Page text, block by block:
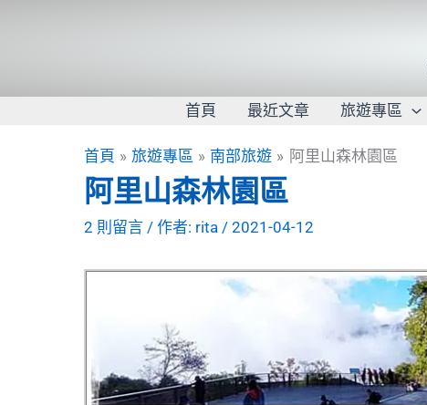
首頁 最近文章 旅遊專區
首頁 旅遊專區 南部旅遊 阿里山森林園區
阿里山森林園區
2 則留言 / 作者: rita / 2021-04-12